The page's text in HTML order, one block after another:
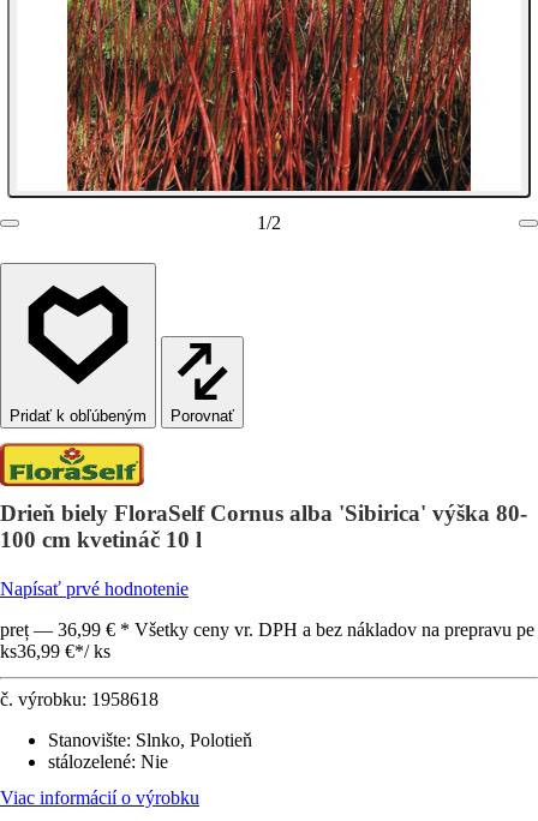
1/2
Porovnať
Drieň biely FloraSelf Cornus alba 'Sibirica' výška 80-
100 cm kvetináč 10 l
Napísať prvé hodnotenie
preț — 36,99 € * Všetky ceny vr. DPH a bez nákladov na prepravu pe
ks36,99 €*/ ks
č. výrobku: 1958618
Stanovište: Slnko, Polotieň
stálozelené: Nie
Viac informácií o výrobku